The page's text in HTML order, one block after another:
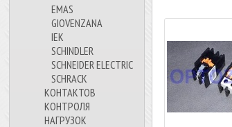
EMAS
GIOVENZANA
IEK
SCHINDLER
SCHNEIDER ELECTRIC
SCHRACK
КОНТАКТОВ
КОНТРОЛЯ
НАГРУЗОК